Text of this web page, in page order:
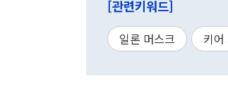
[관련키워드]
일론 머스크 키어